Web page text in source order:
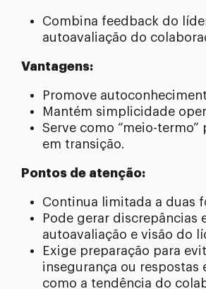
Combina feedback do
autoavaliação do
Vantagens:
Promove
Mantém simplicidade
Serve como “meio-termo”
em transição.
Pontos de atenção:
Continua limitada a duas
Pode gerar discrepâncias
autoavaliação e visão do
Exige preparação para
insegurança ou respostas
como a tendência do